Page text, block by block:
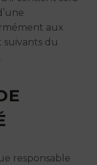
aux
suivants du
responsable